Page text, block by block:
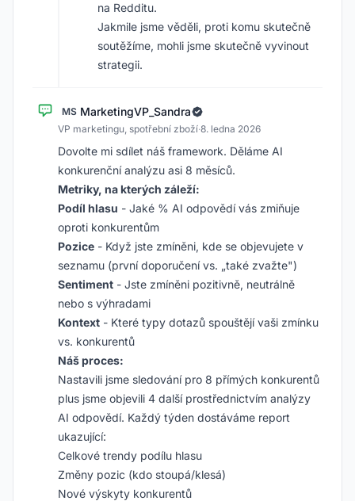
na Redditu.
Jakmile jsme věděli, proti komu skutečně
soutěžíme, mohli jsme skutečně vyvinout
strategii.
MS MarketingVP_Sandra
VP marketingu, spotřební zboží·8. ledna 2026
Dovolte mi sdílet náš framework. Děláme AI
konkurenční analýzu asi 8 měsíců.
Metriky, na kterých záleží:
Podíl hlasu - Jaké % AI odpovědí vás zmiňuje
oproti konkurentům
Pozice - Když jste zmíněni, kde se objevujete v
seznamu (první doporučení vs. „také zvažte")
Sentiment - Jste zmíněni pozitivně, neutrálně
nebo s výhradami
Kontext - Které typy dotazů spouštějí vaši zmínku
vs. konkurentů
Náš proces:
Nastavili jsme sledování pro 8 přímých konkurentů
plus jsme objevili 4 další prostřednictvím analýzy
AI odpovědí. Každý týden dostáváme report
ukazující:
Celkové trendy podílu hlasu
Změny pozic (kdo stoupá/klesá)
Nové výskyty konkurentů